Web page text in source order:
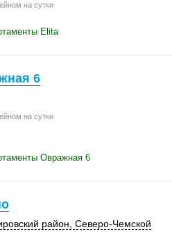
на сутки
Elita
6
на сутки
Овражная 6
район , Северо-Чемской